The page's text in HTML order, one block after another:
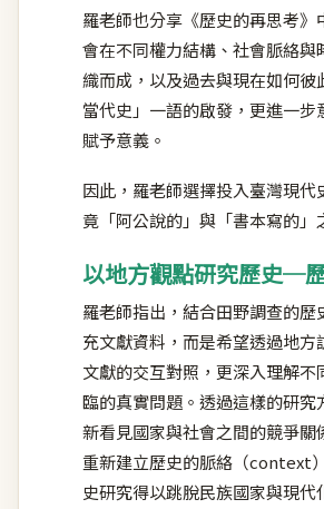
羅老師也分享《歷史的再思考
會在不同權力結構、社會脈絡
織而成，以及過去與現在如何
當代史」一語的啟發，更進一
賦予意義。
因此，羅老師選擇投入臺灣現
竟「阿公說的」與「書本寫的
以地方觀點研究歷史─
羅老師指出，結合田野調查的歷
充文獻資料，而是希望透過地方
文獻的交互對照，更深入理解不
臨的真實問題。透過這樣的研究
新看見國家與社會之間的競爭
重新建立歷史的脈絡（context
史研究得以跳脫民族國家與現代